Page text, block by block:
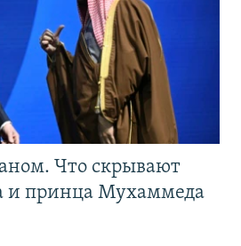
Что скрывают
и принца Мухаммеда